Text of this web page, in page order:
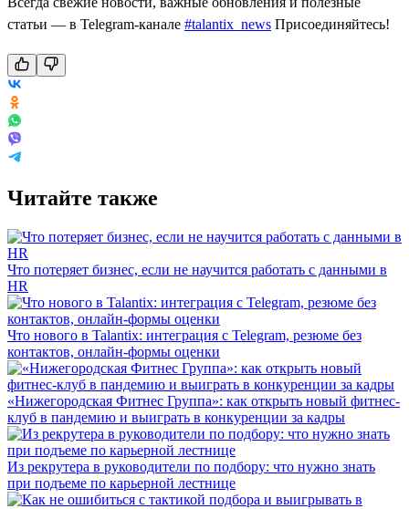
статьи — в Telegram-канале #talantix_news Присоединяйтесь!
Читайте также
Что потеряет бизнес, если не научится работать с данными в
HR
Что нового в Talantix: интеграция с Telegram, резюме без
контактов, онлайн-формы оценки
«Нижегородская Фитнес Группа»: как открыть новый фитнес-
клуб в пандемию и выиграть в конкуренции за кадры
Из рекрутера в руководители по подбору: что нужно знать
при подъеме по карьерной лестнице